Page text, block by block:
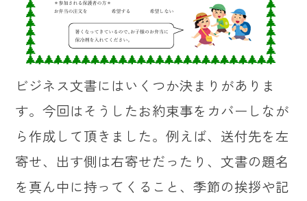
ビジネス文書にはいくつか決まりがありま
す。今回はそうしたお約束事をカバーしなが
ら作成して頂きました。例えば、送付先を左
寄せ、出す側は右寄せだったり、文書の題名
を真ん中に持ってくること、季節の挨拶や記